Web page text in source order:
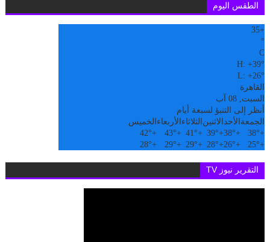
الطقس اليوم
+
35
°
C
H:+39°
L:+26°
القاهرة
السبت, 08 آب
أنظر إلى التنبؤ لسبعة أيام
الجمعة الأحدالاثنين الثلاثاء الأربعاء الخميس
+
38°
+
38°
+
39°
+
41°
+
43°
+
42°
+
25°
+
26°
+
28°
+
29°
+
29°
+
28°
التقرير نيوز TV